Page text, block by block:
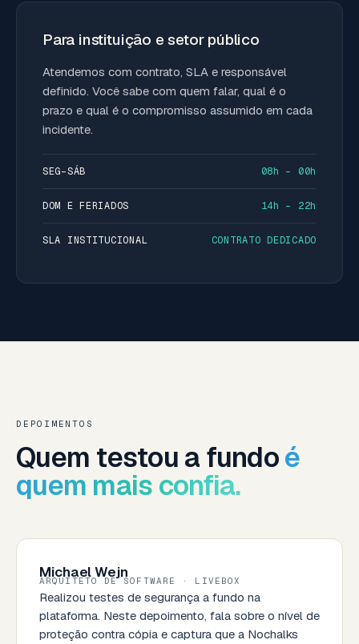
Para instituição e setor público
Atendemos com contrato, SLA e responsável
definido. Você sabe com quem falar, qual é o
prazo e qual é o compromisso assumido em cada
incidente.
SEG–SÁB 08h – 00h
DOM E FERIADOS 14h – 22h
SLA INSTITUCIONAL CONTRATO DEDICADO
DEPOIMENTOS
Quem testou a fundoé
quem mais confia.
Michael Wejn
ARQUITETO DE SOFTWARE · LIVEBOX
Realizou testes de segurança a fundo na
plataforma. Neste depoimento, fala sobre o nível de
proteção contra cópia e captura que a Nochalks